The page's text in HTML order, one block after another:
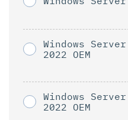
Windows
2022 OEM
Windows
2022 OEM